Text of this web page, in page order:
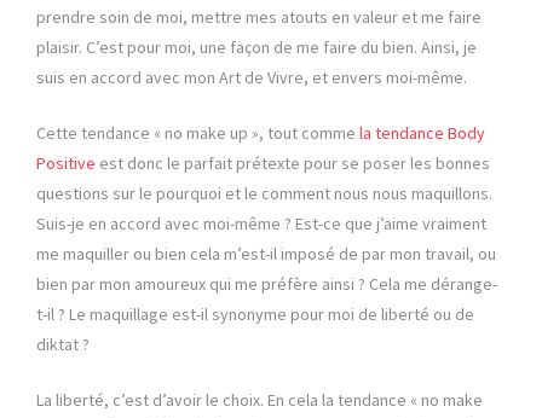
prendre soin de moi, mettre mes atouts en valeur et me faire
plaisir. C’est pour moi, une façon de me faire du bien. Ainsi, je
suis en accord avec mon Art de Vivre, et envers moi-même.
Cette tendance « no make up », tout comme la tendance Body
Positive est donc le parfait prétexte pour se poser les bonnes
questions sur le pourquoi et le comment nous nous maquillons.
Suis-je en accord avec moi-même ? Est-ce que j’aime vraiment
me maquiller ou bien cela m’est-il imposé de par mon travail, ou
bien par mon amoureux qui me préfère ainsi ? Cela me dérange-
t-il ? Le maquillage est-il synonyme pour moi de liberté ou de
diktat ?
La liberté, c’est d’avoir le choix. En cela la tendance « no make